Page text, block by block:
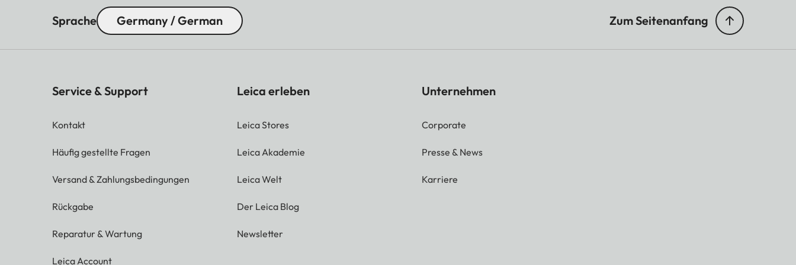
Sprache Germany / German Zum Seitenanfang
Service & Support
Kontakt
Häufig gestellte Fragen
Versand & Zahlungsbedingungen
Rückgabe
Reparatur & Wartung
Leica Account
Leica erleben
Leica Stores
Leica Akademie
Leica Welt
Der Leica Blog
Newsletter
Unternehmen
Corporate
Presse & News
Karriere